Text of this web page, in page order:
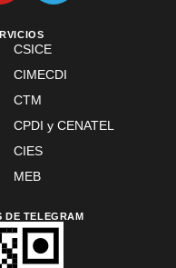
CSICE
CIMECDI
CTM
CPDI y CENATEL
CIES
MEB
DE TELEGRAM